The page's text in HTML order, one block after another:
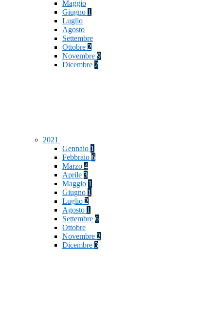
Maggio
Giugno 1
Luglio
Agosto
Settembre
Ottobre 2
Novembre 9
Dicembre 2
2021
Gennaio 1
Febbraio 6
Marzo 4
Aprile 3
Maggio 1
Giugno 1
Luglio 2
Agosto 1
Settembre 6
Ottobre
Novembre 2
Dicembre 3